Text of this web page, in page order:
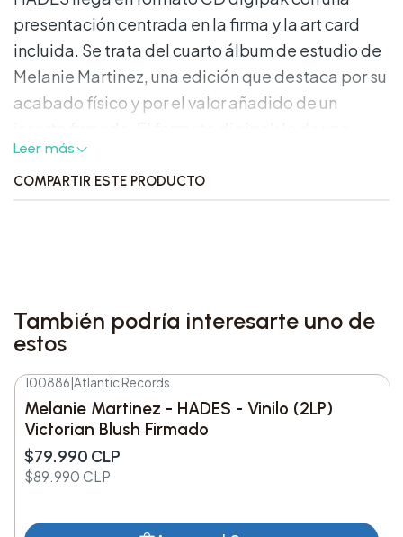
presentación centrada en la firma y la art card
incluida. Se trata del cuarto álbum de estudio de
Melanie Martinez, una edición que destaca por su
acabado físico y por el valor añadido de un
presencia más cuidada que un CD estándar y
mantiene el enfoque en la propuesta visual del
proyecto.
Versión: firmado.
Incluye: art card firmada.
Álbum: HADES, cuarto álbum de estudio de
Melanie Martinez.
Detalles del producto:
Artista: Melanie Martinez
Leer más
COMPARTIR ESTE PRODUCTO
También podría interesarte uno de
estos
-11% DESC.
100886 |Atlantic Records
Melanie Martinez - HADES - Vinilo (2LP)
Victorian Blush Firmado
$79.990 CLP
$89.990 CLP